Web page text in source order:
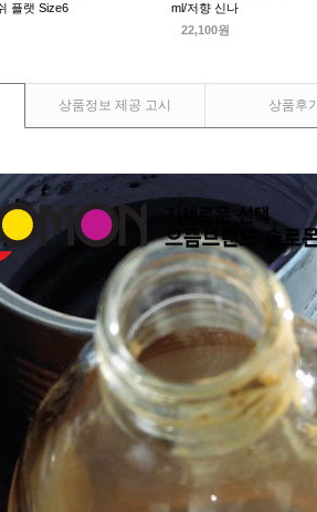
플랫 Size6
ml/저향 신나
22,100원
상품정보 제공 고시 상품후기